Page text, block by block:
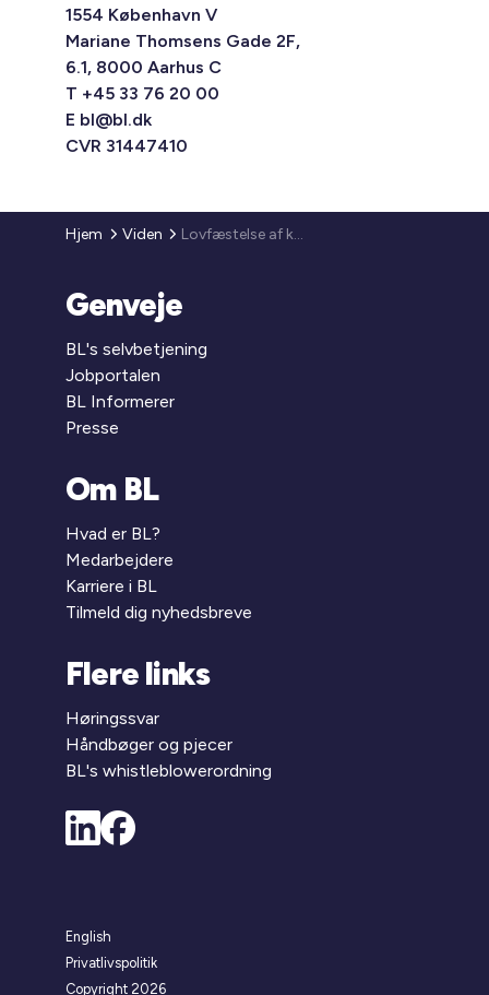
1554 København V
Mariane Thomsens Gade 2F,
6.1, 8000 Aarhus C
T +45 33 76 20 00
E bl@bl.dk
CVR 31447410
Hjem Viden Lovfæstelse af kommunernes pligt til kontrol med CPR
Genveje
BL's selvbetjening
Jobportalen
BL Informerer
Presse
Om BL
Hvad er BL?
Medarbejdere
Karriere i BL
Tilmeld dig nyhedsbreve
Flere links
Høringssvar
Håndbøger og pjecer
BL's whistleblowerordning
English
Privatlivspolitik
Copyright 2026